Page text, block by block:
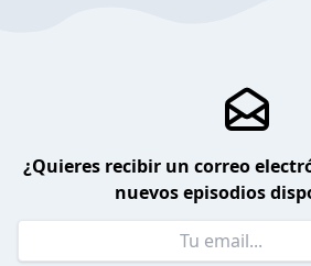
¿Quieres recibir un correo
nuevos episodios